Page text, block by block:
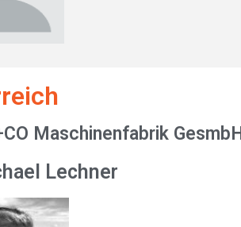
Maschinenfabrik GesmbH
Lechner